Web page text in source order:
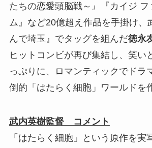
たちの恋愛頭脳戦～』『カイジ フ
ム』など20億超え作品を手掛け、
んで埼玉』でタッグを組んだ徳永
ヒットコンビが再び集結し、笑い
っぷりに、ロマンティックでドラ
倒的「はたらく細胞」ワールドを
武内英樹監督 コメント
「はたらく細胞」という原作を実